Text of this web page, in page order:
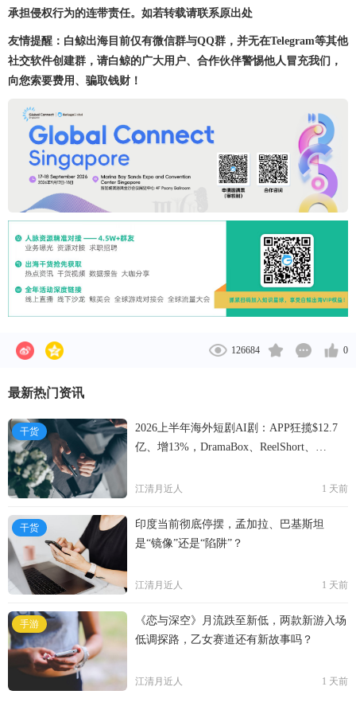
承担侵权行为的连带责任。如若转载请联系原出处
友情提醒：白鲸出海目前仅有微信群与QQ群，并无在Telegram等其他
社交软件创建群，请白鲸的广大用户、合作伙伴警惕他人冒充我们，
向您索要费用、骗取钱财！
126684 0
最新热门资讯
干货
2026上半年海外短剧AI剧：APP狂揽$12.7
亿、增13%，DramaBox、ReelShort、
江清月近人 1 天前
干货
印度当前彻底停摆，孟加拉、巴基斯坦
是“镜像”还是“陷阱”？
江清月近人 1 天前
手游
《恋与深空》月流跌至新低，两款新游入场
低调探路，乙女赛道还有新故事吗？
江清月近人 1 天前